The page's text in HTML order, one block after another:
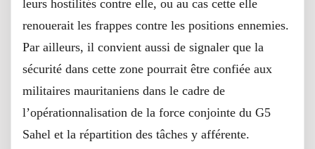
leurs hostilités contre elle, ou au cas cette elle
renouerait les frappes contre les positions ennemies.
Par ailleurs, il convient aussi de signaler que la
sécurité dans cette zone pourrait être confiée aux
militaires mauritaniens dans le cadre de
l’opérationnalisation de la force conjointe du G5
Sahel et la répartition des tâches y afférente.